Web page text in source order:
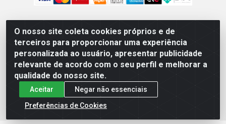
O nosso site coleta cookies próprios e de
terceiros para proporcionar uma experiência
personalizada ao usuário, apresentar publicidade
relevante de acordo com o seu perfil e melhorar a
qualidade do nosso site.
Aceitar
Negar não essenciais
Preferências de Cookies
Mix Alimentos LTDA - Quadra Asr Ne 55 (412 Norte), Alameda
02, S/N - Plano Diretor Norte, Palmas/TO - CEP 77.006-540 -
CNPJ 05.922.500/0001-02